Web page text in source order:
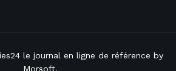
le journal en ligne de référence by
Morsoft.